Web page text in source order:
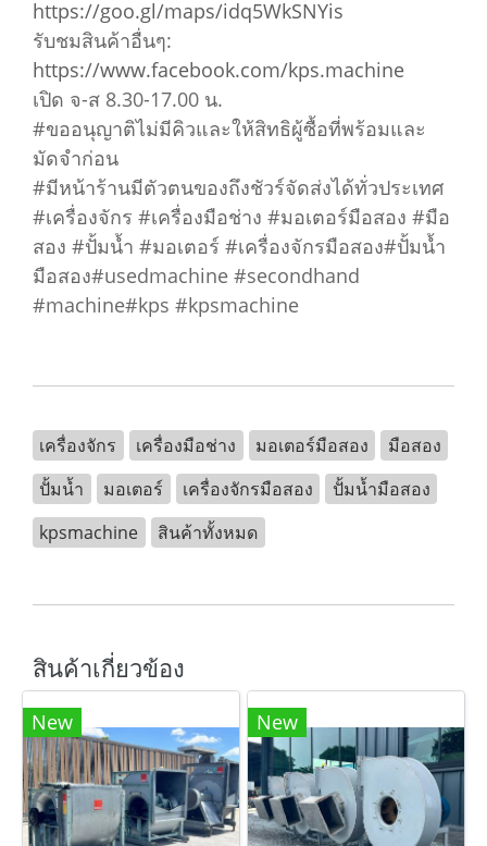
https://goo.gl/maps/idq5WkSNYis
รับชมสินค้าอื่นๆ:
https://www.facebook.com/kps.machine
เปิด จ-ส 8.30-17.00 น.
#ขออนุญาติไม่มีคิวและให้สิทธิผู้ซื้อที่พร้อมและ
มัดจำก่อน
#มีหน้าร้านมีตัวตนของถึงชัวร์จัดส่งได้ทั่วประเทศ
#เครื่องจักร #เครื่องมือช่าง #มอเตอร์มือสอง #มือ
สอง #ปั้มน้ำ #มอเตอร์ #เครื่องจักรมือสอง#ปั้มน้ำ
มือสอง#usedmachine #secondhand
#machine#kps #kpsmachine
เครื่องจักร เครื่องมือช่าง มอเตอร์มือสอง
มือสอง
ปั้มน้ำ
มอเตอร์ เครื่องจักรมือสอง
ปั้มน้ำมือสอง
kpsmachine
สินค้าทั้งหมด
สินค้าเกี่ยวข้อง
New New